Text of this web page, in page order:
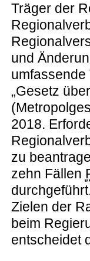
Träger der
und
„Gesetz
2018.
zu
zehn Fällen
Zielen der
beim
entscheidet